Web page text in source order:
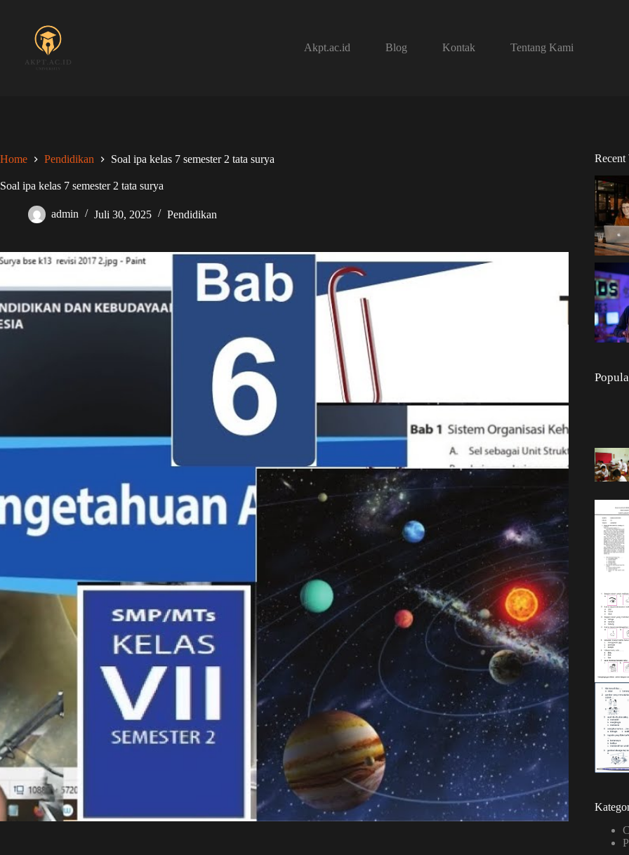
Akpt.ac.id
Blog Kontak Tentang Kami
Home Pendidikan Soal ipa kelas 7 semester 2 tata surya
Soal ipa kelas 7 semester 2 tata surya
admin Juli 30, 2025 Pendidikan
Recent